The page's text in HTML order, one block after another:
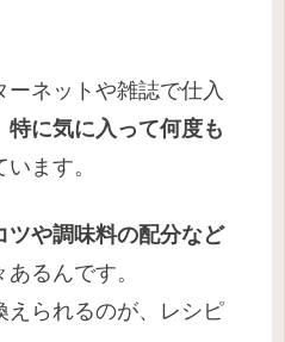
ーネットや雑誌で仕入
特に気に入って何度も
ます。
ツや調味料の配分など
るんです。
えられるのが、レシピ